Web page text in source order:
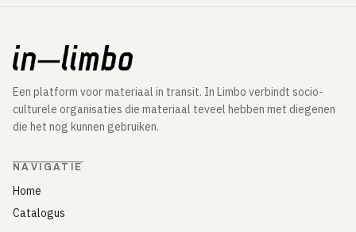
Een platform voor materiaal in transit. In Limbo verbindt socio-
culturele organisaties die materiaal teveel hebben met diegenen
die het nog kunnen gebruiken.
NAVIGATIE
Home
Catalogus